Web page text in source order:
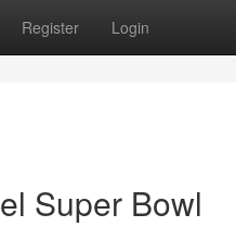
Register Login
Super Bowl